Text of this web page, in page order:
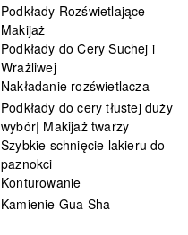
Podkłady Rozświetlające
Makijaż
Podkłady do Cery Suchej i
Wrażliwej
Nakładanie rozświetlacza
Podkłady do cery tłustej duży
wybór| Makijaż twarzy
Szybkie schnięcie lakieru do
paznokci
Konturowanie
Kamienie Gua Sha